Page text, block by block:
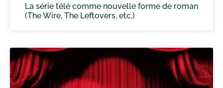
La série télé comme nouvelle forme de roman
(The Wire, The Leftovers, etc.)